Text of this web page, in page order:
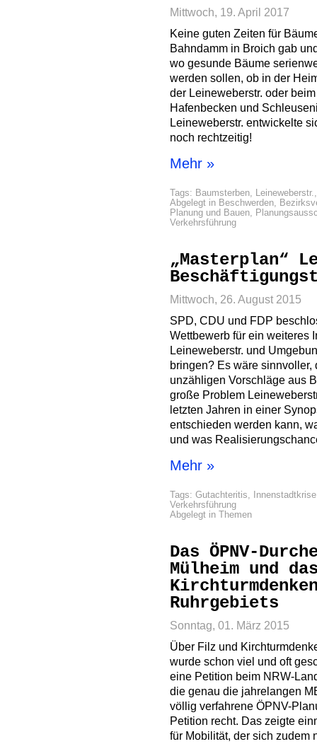
Mittwoch, 19. April 2017
Keine guten Zeiten für
Bahndamm in Broich gab
wo gesunde Bäume
werden sollen, ob in der
der Leineweberstr. oder
Hafenbecken und
Leineweberstr. entwickelte
noch rechtzeitig!
Mehr »
Tags: Baumsterben, Leineweberstr.
Abgelegt in Beschwerden,
Planung und Bauen,
Verkehrsführung
„Masterplan“
Mittwoch, 26. August 2015
SPD, CDU und FDP
Wettbewerb für ein weiteres
Leineweberstr. und
bringen? Es wäre
unzähligen Vorschläge aus
große Problem
letzten Jahren in einer
entschieden werden kann,
und was
Mehr »
Tags: Gutachteritis, Innenstadtkrise
Verkehrsführung
Abgelegt in Themen
Das ÖPNV-
Mülheim und
Ruhrgebiets
Sonntag, 01. März 2015
Über Filz und
wurde schon viel und oft
eine Petition beim NRW-
die genau die jahrelangen
völlig verfahrene ÖPNV-
Petition recht. Das zeigte
für Mobilität, der sich zudem